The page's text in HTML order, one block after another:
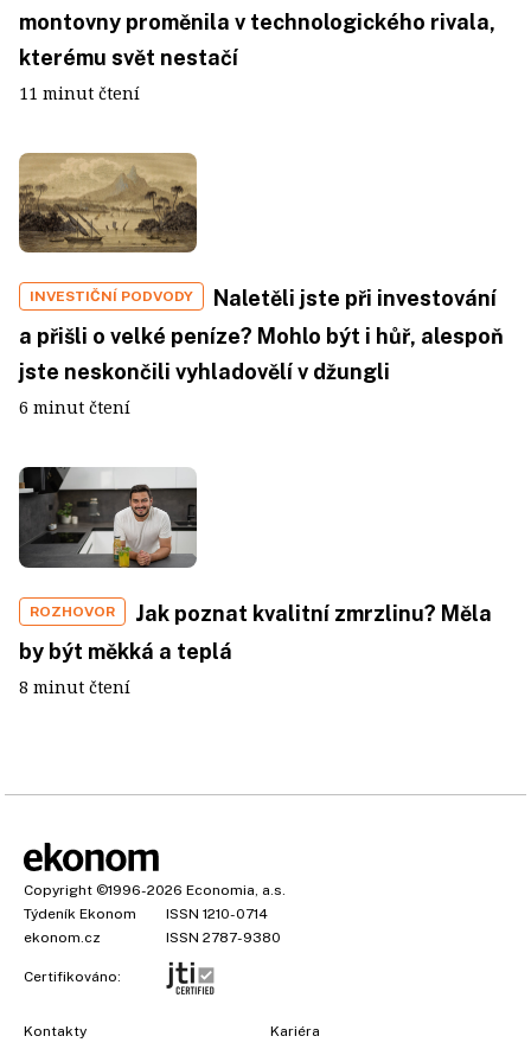
montovny proměnila v technologického rivala,
kterému svět nestačí
11 minut čtení
INVESTIČNÍ PODVODY
Naletěli jste při investování
a přišli o velké peníze? Mohlo být i hůř, alespoň
jste neskončili vyhladovělí v džungli
6 minut čtení
ROZHOVOR
Jak poznat kvalitní zmrzlinu? Měla
by být měkká a teplá
8 minut čtení
Copyright ©1996-2026 Economia, a.s.
Týdeník Ekonom
ISSN 1210-0714
ekonom.cz
ISSN 2787-9380
Certifikováno:
Kontakty
Kariéra